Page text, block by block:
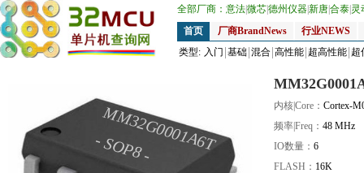
全部厂商： 意法微芯德州仪器新唐合泰 灵
首页
厂商BrandNews
行业NEWS
类型: 入门 基础 混合 高性能 超高性能 超
MM32G0001A6T
- SOP8 -
内核|Core： Cortex-
频率|Freq： 48 MHz
IO数量： 6
FLASH： 16K